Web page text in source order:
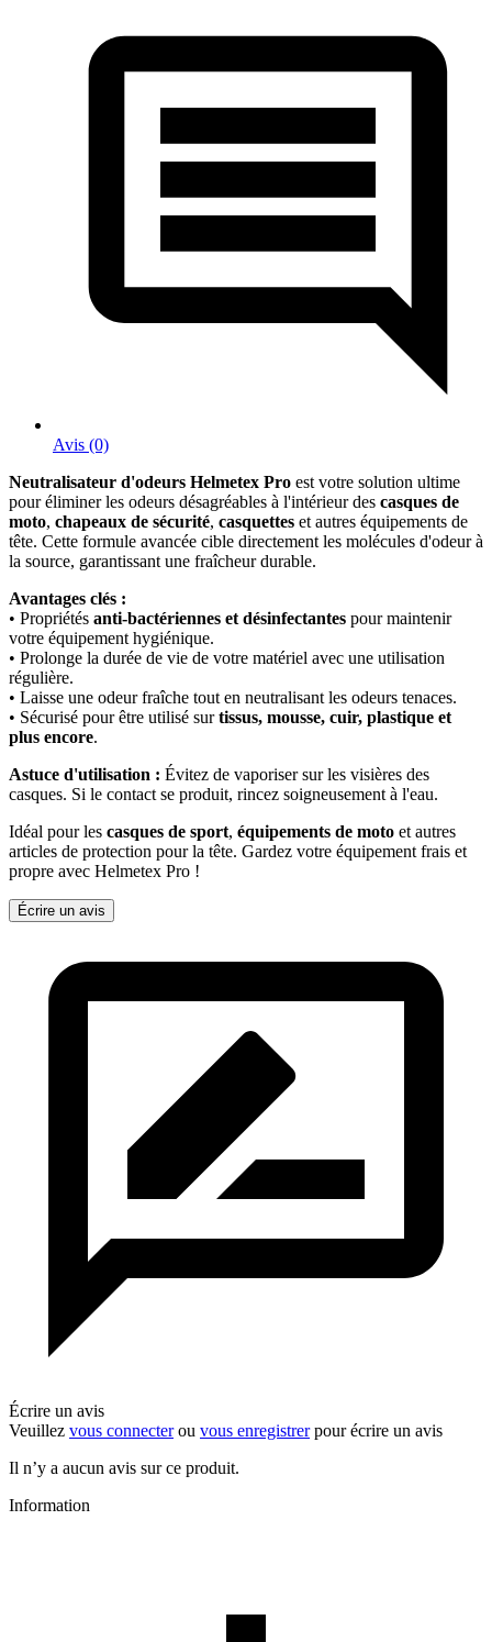
Avis (0)
Neutralisateur d'odeurs Helmetex Pro est votre solution ultime
pour éliminer les odeurs désagréables à l'intérieur des casques de
moto, chapeaux de sécurité, casquettes et autres équipements de
tête. Cette formule avancée cible directement les molécules d'odeur à
la source, garantissant une fraîcheur durable.
Avantages clés :
• Propriétés anti-bactériennes et désinfectantes pour maintenir
votre équipement hygiénique.
• Prolonge la durée de vie de votre matériel avec une utilisation
régulière.
• Laisse une odeur fraîche tout en neutralisant les odeurs tenaces.
• Sécurisé pour être utilisé surtissus, mousse, cuir, plastique et
plus encore.
Astuce d'utilisation : Évitez de vaporiser sur les visières des
casques. Si le contact se produit, rincez soigneusement à l'eau.
Idéal pour les casques de sport, équipements de moto et autres
articles de protection pour la tête. Gardez votre équipement frais et
propre avec Helmetex Pro !
Écrire un avis
Écrire un avis
Veuillez vous connecterou vous enregistrerpour écrire un avis
Il n’y a aucun avis sur ce produit.
Information